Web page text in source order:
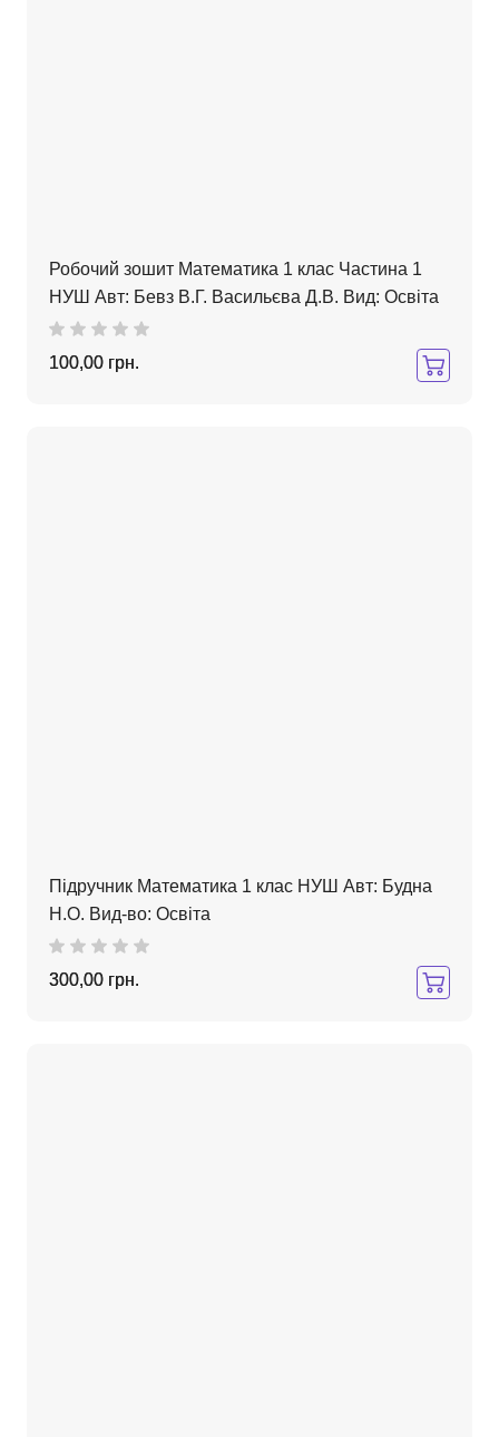
Робочий зошит Математика 1 клас Частина 1
НУШ Авт: Бевз В.Г. Васильєва Д.В. Вид: Освіта
100,00 грн.
Підручник Математика 1 клас НУШ Авт: Будна
Н.О. Вид-во: Освіта
300,00 грн.